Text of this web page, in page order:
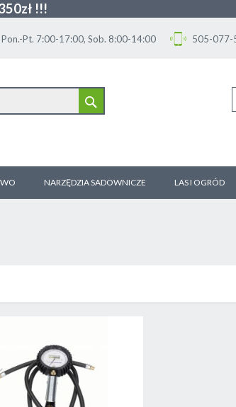
!!!
Pon.-Pt. 7:00-17:00, Sob. 8:00-14:00 505-077-
NARZĘDZIA SADOWNICZE LAS I OGRÓD